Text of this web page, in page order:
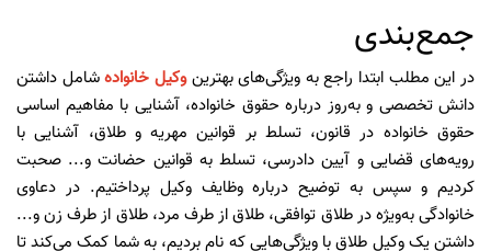
جمع‌بندی
در این مطلب ابتدا راجع‌ به ویژگی‌های بهترینوکیل خانوادهشامل داشتن
دانش تخصصی و به‌روز درباره حقوق خانواده، آشنایی با مفاهیم اساسی
حقوق خانواده در قانون، تسلط بر قوانین مهریه و طلاق، آشنایی با
رویه‌‌های قضایی و آیین دادرسی، تسلط به قوانین حضانت و... صحبت
کردیم و سپس به توضیح درباره وظایف وکیل پرداختیم. در دعاوی
خانوادگی به‌ویژه در طلاق توافقی، طلاق از طرف مرد، طلاق از طرف زن و...
داشتن یک وکیل طلاق با ویژگی‌هایی که نام بردیم، به شما کمک می‌کند تا